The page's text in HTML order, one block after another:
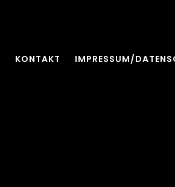
KONTAKT IMPRESSUM/